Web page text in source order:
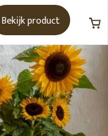
Bekijk product